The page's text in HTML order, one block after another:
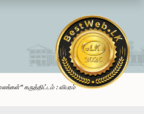
கருத்திட்டம் : விபரம்